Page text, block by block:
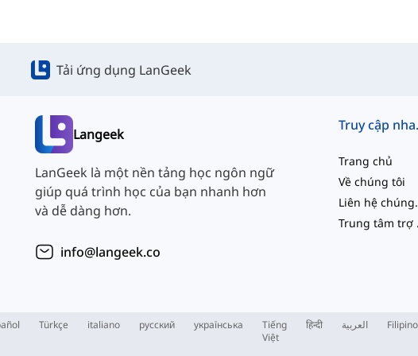
Tải ứng dụng LanGeek
Langeek
LanGeek là một nền tảng học ngôn ngữ
giúp quá trình học của bạn nhanh hơn
và dễ dàng hơn.
info@langeek.co
Trang chủ
Về chúng tôi
Türkçe italiano русский українська
Tiếng
Việt
हिन्दी العربية Filipino